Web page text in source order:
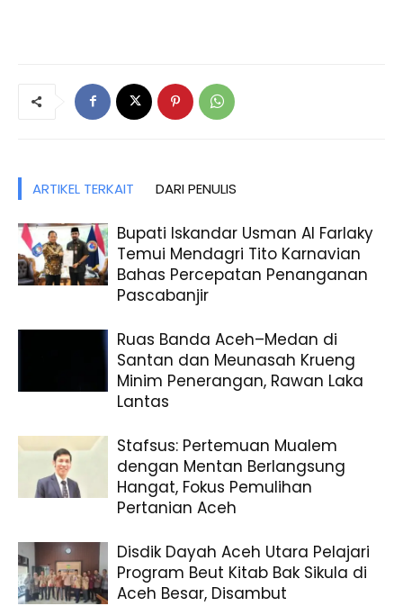
ARTIKEL TERKAIT DARI PENULIS
Bupati Iskandar Usman Al Farlaky
Temui Mendagri Tito Karnavian
Bahas Percepatan Penanganan
Pascabanjir
Ruas Banda Aceh–Medan di
Santan dan Meunasah Krueng
Minim Penerangan, Rawan Laka
Lantas
Stafsus: Pertemuan Mualem
dengan Mentan Berlangsung
Hangat, Fokus Pemulihan
Pertanian Aceh
Disdik Dayah Aceh Utara Pelajari
Program Beut Kitab Bak Sikula di
Aceh Besar, Disambut